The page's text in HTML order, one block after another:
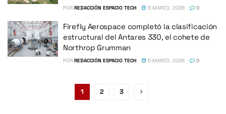
POR REDACCIÓN ESPACIO TECH 6 MARZO, 2026 0
Firefly Aerospace completó la clasificación
estructural del Antares 330, el cohete de
Northrop Grumman
POR REDACCIÓN ESPACIO TECH 6 MARZO, 2026 0
1 2 3